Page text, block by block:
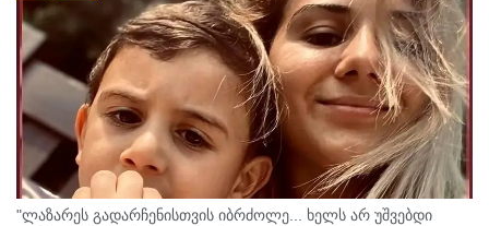
"ლაზარეს გადარჩენისთვის იბრძოლე... ხელს არ უშვებდი